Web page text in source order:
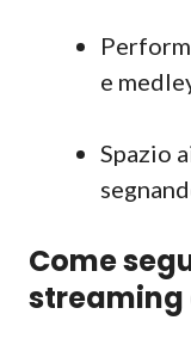
e
Spazio
Come
streaming